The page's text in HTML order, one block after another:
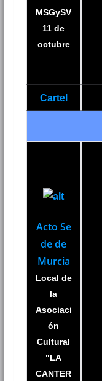
MSGySV
11 de
octubre
Cartel
Acto Se
de de
Murcia
Local de
la
Asociaci
ón
Cultural
"LA
CANTER